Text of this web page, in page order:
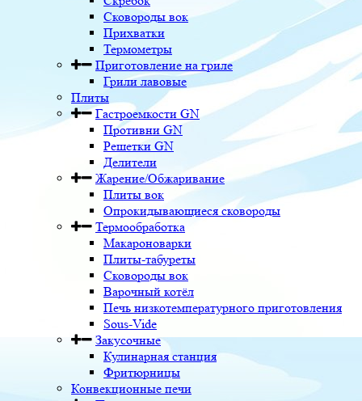
Сковороды вок
Прихватки
Термометры
Приготовление на гриле
Грили лавовые
Плиты
Гастроемкости GN
Противни GN
Решетки GN
Делители
Жарение/Обжаривание
Плиты вок
Опрокидывающиеся сковороды
Термообработка
Макароноварки
Плиты-табуреты
Сковороды вок
Варочный котёл
Печь низкотемпературного приготовления
Sous-Vide
Закусочные
Кулинарная станция
Фритюрницы
Конвекционные печи